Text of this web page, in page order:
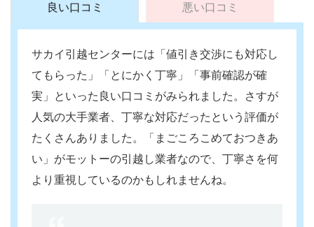
良い口コミ 悪い口コミ
サカイ引越センターには「値引き交渉にも対応し
てもらった」「とにかく丁寧」「事前確認が確
実」といった良い口コミがみられました。さすが
人気の大手業者、丁寧な対応だったという評価が
たくさんありました。「まごころこめておつきあ
い」がモットーの引越し業者なので、丁寧さを何
より重視しているのかもしれませんね。